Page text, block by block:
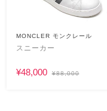
MONCLER モンクレール
スニーカー
¥48,000 ¥88,000